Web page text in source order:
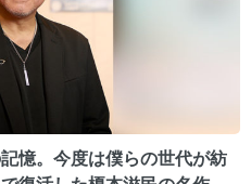
憶。今度は僕らの世代が紡